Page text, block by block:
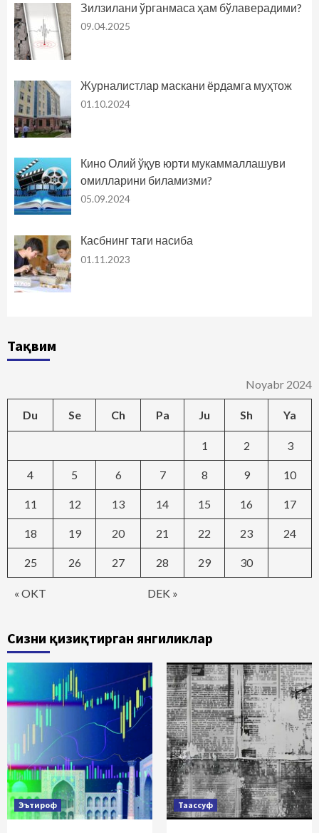
Зилзилани ўрганмаса ҳам бўлаверадими?
09.04.2025
Журналистлар маскани ёрдамга муҳтож
01.10.2024
Кино Олий ўқув юрти мукаммаллашуви
омилларини биламизми?
05.09.2024
Касбнинг таги насиба
01.11.2023
Тақвим
Noyabr 2024
Du Se Ch Pa Ju Sh Ya
« OKT DEK »
1 2 3
4 5 6 7 8 9 10
11 12 13 14 15 16 17
18 19 20 21 22 23 24
25 26 27 28 29 30
Сизни қизиқтирган янгиликлар
Эътироф Таассуф